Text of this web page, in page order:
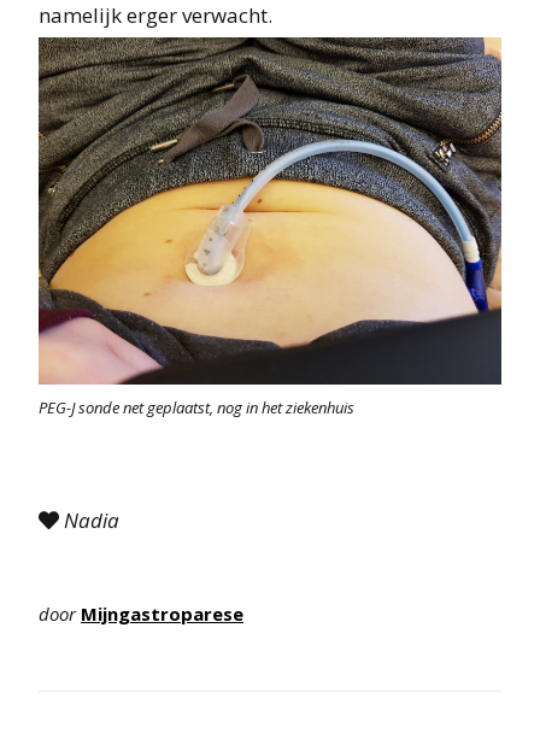
namelijk erger verwacht.
PEG-J sonde net geplaatst, nog in het ziekenhuis
 Nadia
door Mijngastroparese